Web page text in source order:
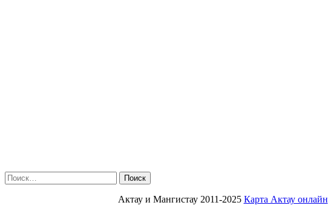
Найти:
Актау и Мангистау 2011-2025 Карта Актау онлайн